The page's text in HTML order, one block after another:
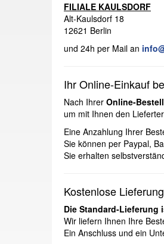
FILIALE KAULSDORF
Alt-Kaulsdorf 18
12621 Berlin
und 24h per Mail an
Ihr Online-Einkauf
Nach Ihrer Online-
um mit Ihnen den
Eine Anzahlung Ihrer
Sie können per Paypal,
Sie erhalten
Kostenlose
Die Standard-Lieferung
Wir liefern Ihnen Ihre
Ein Anschluss und ein